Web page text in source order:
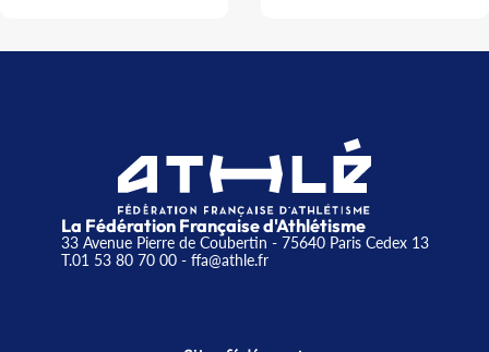
La Fédération Française d'Athlétisme
33 Avenue Pierre de Coubertin - 75640 Paris Cedex 13
T.01 53 80 70 00- ffa@athle.fr